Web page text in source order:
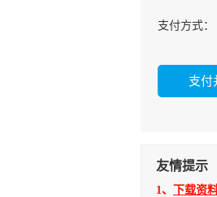
支付方式：
友情提示
1、
下载资